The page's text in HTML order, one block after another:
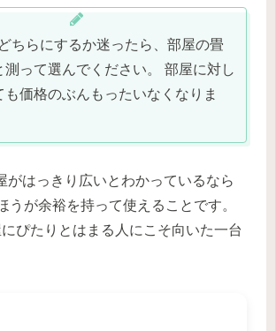
ちらにするか迷ったら、部屋の畳
測って選んでください。 部屋に対し
も価格のぶんもったいなくなりま
がはっきり広いとわかっているなら
うが余裕を持って使えることです。
ぴたりとはまる人にこそ向いた一台